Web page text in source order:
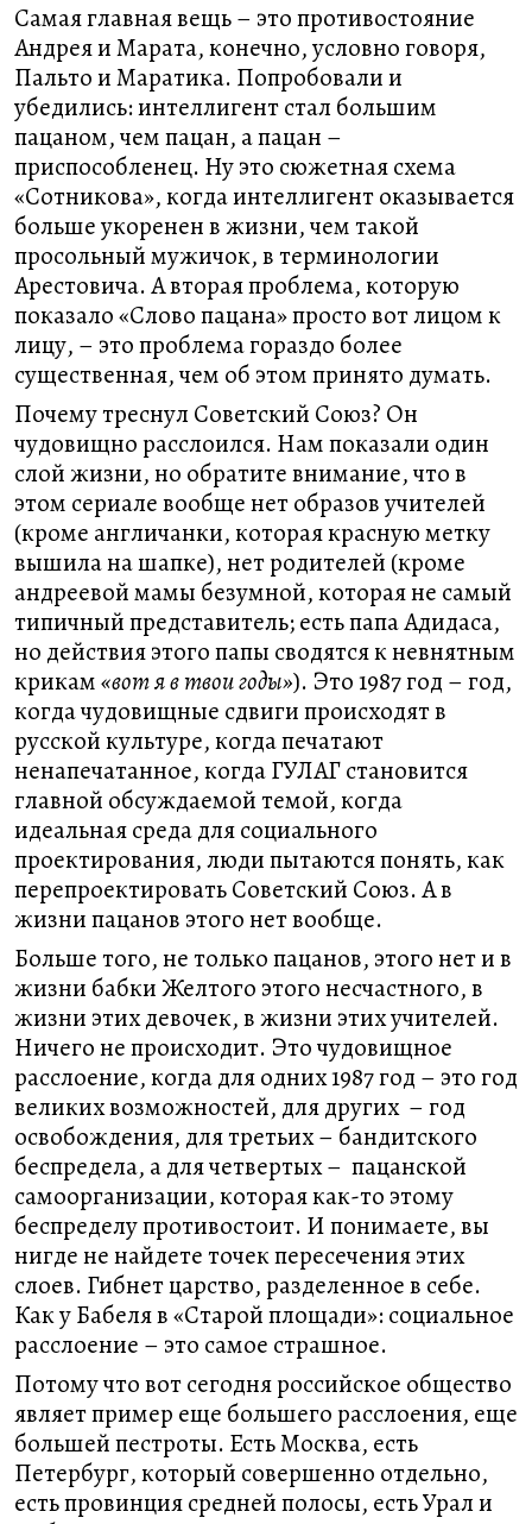
Самая главная вещь – это противостояние
Андрея и Марата, конечно, условно говоря,
Пальто и Маратика. Попробовали и
убедились: интеллигент стал большим
пацаном, чем пацан, а пацан –
приспособленец. Ну это сюжетная схема
«Сотникова», когда интеллигент оказывается
больше укоренен в жизни, чем такой
просольный мужичок, в терминологии
Арестовича. А вторая проблема, которую
показало «Слово пацана» просто вот лицом к
лицу, – это проблема гораздо более
существенная, чем об этом принято думать.
Почему треснул Советский Союз? Он
чудовищно расслоился. Нам показали один
слой жизни, но обратите внимание, что в
этом сериале вообще нет образов учителей
(кроме англичанки, которая красную метку
вышила на шапке), нет родителей (кроме
андреевой мамы безумной, которая не самый
типичный представитель; есть папа Адидаса,
но действия этого папы сводятся к невнятным
крикам«вот я в твои годы»). Это 1987 год – год,
когда чудовищные сдвиги происходят в
русской культуре, когда печатают
ненапечатанное, когда ГУЛАГ становится
главной обсуждаемой темой, когда
идеальная среда для социального
проектирования, люди пытаются понять, как
перепроектировать Советский Союз. А в
жизни пацанов этого нет вообще.
Больше того, не только пацанов, этого нет и в
жизни бабки Желтого этого несчастного, в
жизни этих девочек, в жизни этих учителей.
Ничего не происходит. Это чудовищное
расслоение, когда для одних 1987 год – это год
великих возможностей, для других – год
освобождения, для третьих – бандитского
беспредела, а для четвертых – пацанской
самоорганизации, которая как-то этому
беспределу противостоит. И понимаете, вы
нигде не найдете точек пересечения этих
слоев. Гибнет царство, разделенное в себе.
Как у Бабеля в «Старой площади»: социальное
расслоение – это самое страшное.
Потому что вот сегодня российское общество
являет пример еще большего расслоения, еще
большей пестроты. Есть Москва, есть
Петербург, который совершенно отдельно,
есть провинция средней полосы, есть Урал и